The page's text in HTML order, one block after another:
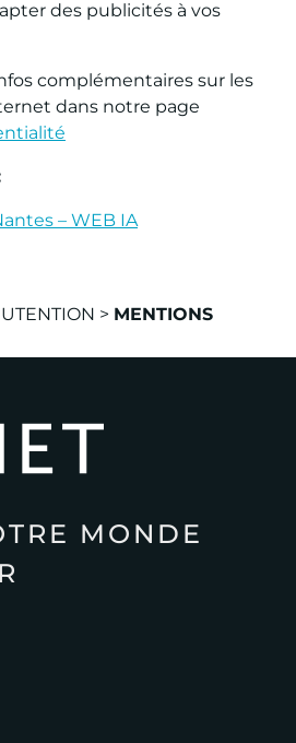
des publicités à vos
complémentaires sur les
dans notre page
– WEB IA
> MENTIONS
MONDE